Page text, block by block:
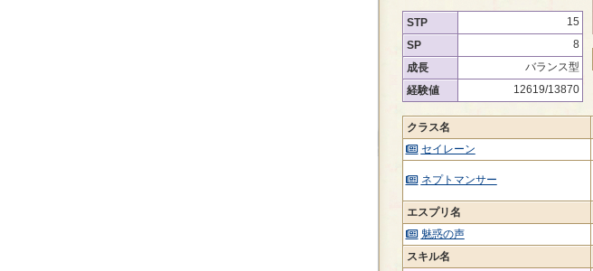
STP
15
SP
8
成長
バランス型
経験値
12619/13870
クラス名
セイレーン
ネプトマンサー
エスプリ名
魅惑の声
スキル名